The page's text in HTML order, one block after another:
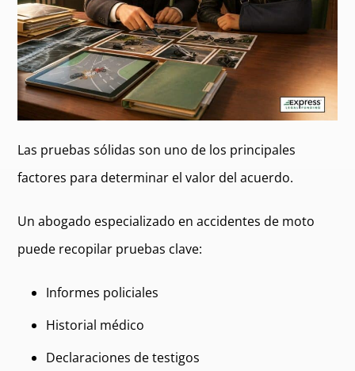
Las pruebas sólidas son uno de los principales
factores para determinar el valor del acuerdo.
Un abogado especializado en accidentes de moto
puede recopilar pruebas clave:
Informes policiales
Historial médico
Declaraciones de testigos